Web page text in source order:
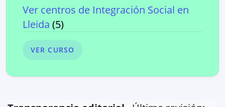
Ver centros de Integración Social en
Lleida (5)
VER CURSO